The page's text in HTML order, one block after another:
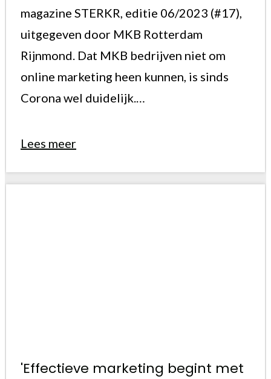
magazine STERKR, editie 06/2023 (#17),
uitgegeven door MKB Rotterdam
Rijnmond. Dat MKB bedrijven niet om
online marketing heen kunnen, is sinds
Corona wel duidelijk.…
Lees meer
'Effectieve marketing begint met